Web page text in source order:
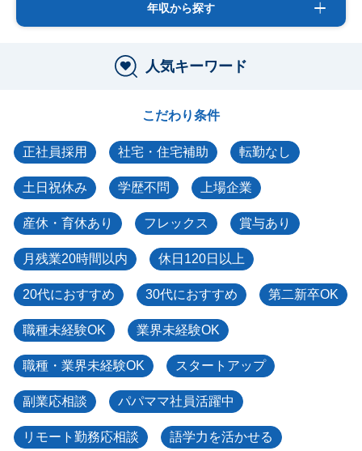
年収から探す
人気キーワード
こだわり条件
正社員採用 社宅・住宅補助 転勤なし
土日祝休み 学歴不問 上場企業
産休・育休あり フレックス 賞与あり
月残業20時間以内 休日120日以上
20代におすすめ 30代におすすめ 第二新卒OK
職種未経験OK 業界未経験OK
職種・業界未経験OK スタートアップ
副業応相談 パパママ社員活躍中
リモート勤務応相談 語学力を活かせる